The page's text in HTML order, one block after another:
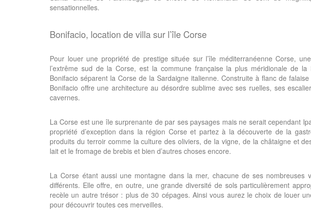
sensationnelles.
Bonifacio, location de villa sur l’île Corse
Pour louer une propriété de prestige située sur l’île méditerranéenne Corse,
l’extrême sud de la Corse, est la commune française la plus méridionale de
Bonifacio séparent la Corse de la Sardaigne italienne. Construite à flanc de
Bonifacio offre une architecture au désordre sublime avec ses ruelles, ses
cavernes.
La Corse est une île surprenante de par ses paysages mais ne serait cependant
propriété d’exception dans la région Corse et partez à la découverte de la
produits du terroir comme la culture des oliviers, de la vigne, de la châtaigne et
lait et le fromage de brebis et bien d’autres choses encore.
La Corse étant aussi une montagne dans la mer, chacune de ses nombreuses
différents. Elle offre, en outre, une grande diversité de sols particulièrement
recèle un autre trésor : plus de 30 cépages. Ainsi vous aurez le choix de louer
pour découvrir toutes ces merveilles.